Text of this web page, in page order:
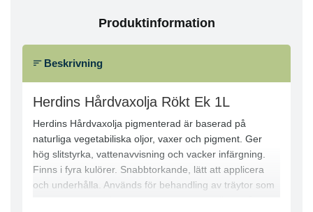
Produktinformation
Beskrivning
Herdins Hårdvaxolja Rökt Ek 1L
Herdins Hårdvaxolja pigmenterad är baserad på
naturliga vegetabiliska oljor, vaxer och pigment. Ger
hög slitstyrka, vattenavvisning och vacker infärgning.
Finns i fyra kulörer. Snabbtorkande, lätt att applicera
och underhålla. Används för behandling av träytor som